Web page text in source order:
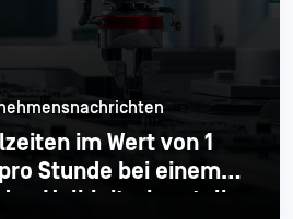
im Wert von 1
Stunde bei einem
Halbleiterhersteller